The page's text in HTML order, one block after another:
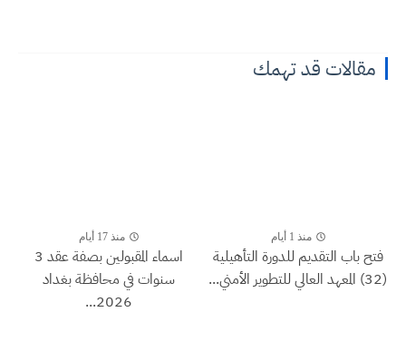
مقالات قد تهمك
منذ 1 أيام
فتح باب التقديم للدورة التأهيلية
(32) المعهد العالي للتطوير الأمني...
منذ 17 أيام
اسماء المقبولين بصفة عقد 3
سنوات في محافظة بغداد
2026...